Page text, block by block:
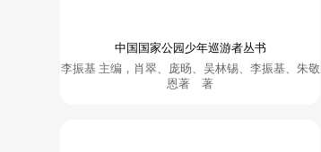
中国国家公园少年巡游者丛书
李振基 主编，肖翠、庞旸、吴林锡、李振基、朱敬
恩著 著